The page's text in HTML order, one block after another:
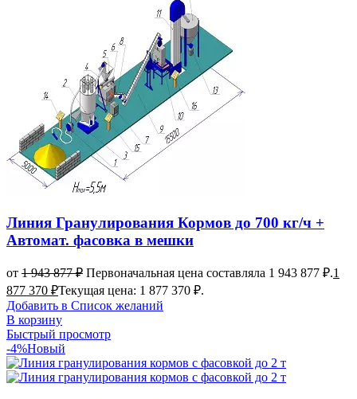
Линия Гранулирования Кормов до 700 кг/ч +
Автомат. фасовка в мешки
от 1 943 877₽ Первоначальная цена составляла 1 943 877 ₽.1
877 370 ₽Текущая цена: 1 877 370 ₽.
Добавить в Список желаний
В корзину
Быстрый просмотр
-4%Новый